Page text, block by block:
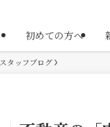
初めての方へ
スタッフブログ